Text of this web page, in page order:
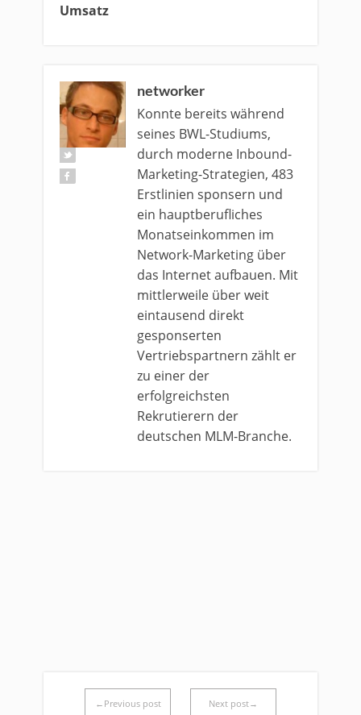
Umsatz
networker
Konnte bereits während
seines BWL-Studiums,
durch moderne Inbound-
Marketing-Strategien, 483
Erstlinien sponsern und
ein hauptberufliches
Monatseinkommen im
Network-Marketing über
das Internet aufbauen. Mit
mittlerweile über weit
eintausend direkt
gesponserten
Vertriebspartnern zählt er
zu einer der
erfolgreichsten
Rekrutierern der
deutschen MLM-Branche.
←Previous post Next post→